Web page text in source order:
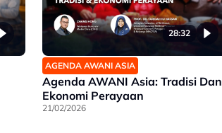
28:32
AGENDA AWANI ASIA
Agenda AWANI Asia: Tradisi Dan
Ekonomi Perayaan
21/02/2026